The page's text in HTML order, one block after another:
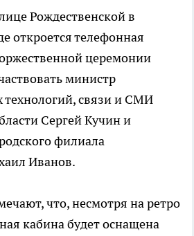
Рождественской в
откроется телефонная
церемонии
министр
связи и СМИ
Сергей Кучин и
филиала
Иванов.
что, несмотря на ретро
кабина будет оснащена